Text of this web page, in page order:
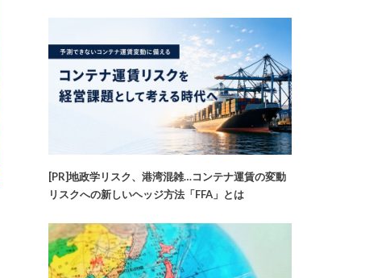
[PR]地政学リスク、港湾混雑…コンテナ運賃の変動
リスクへの新しいヘッジ方法「FFA」とは